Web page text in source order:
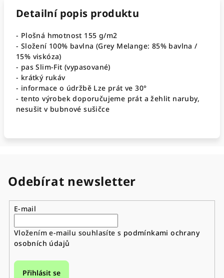
Detailní popis produktu
- Plošná hmotnost 155 g/m2
- Složení 100% bavlna (Grey Melange: 85% bavlna /
15% viskóza)
- pas Slim-Fit (vypasované)
- krátký rukáv
- informace o údržbě Lze prát ve 30°
- tento výrobek doporučujeme prát a žehlit naruby,
nesušit v bubnové sušičce
Odebírat newsletter
E-mail
Vložením e-mailu souhlasíte s podmínkami ochrany
osobních údajů
Přihlásit se